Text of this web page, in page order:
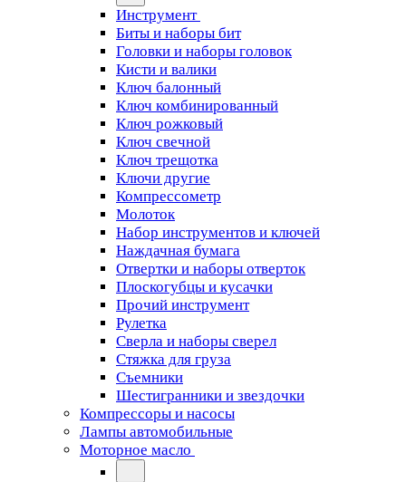
Инструмент
Биты и наборы бит
Головки и наборы головок
Кисти и валики
Ключ балонный
Ключ комбинированный
Ключ рожковый
Ключ свечной
Ключ трещотка
Ключи другие
Компрессометр
Молоток
Набор инструментов и ключей
Наждачная бумага
Отвертки и наборы отверток
Плоскогубцы и кусачки
Прочий инструмент
Рулетка
Сверла и наборы сверел
Стяжка для груза
Съемники
Шестигранники и звездочки
Компрессоры и насосы
Лампы автомобильные
Моторное масло